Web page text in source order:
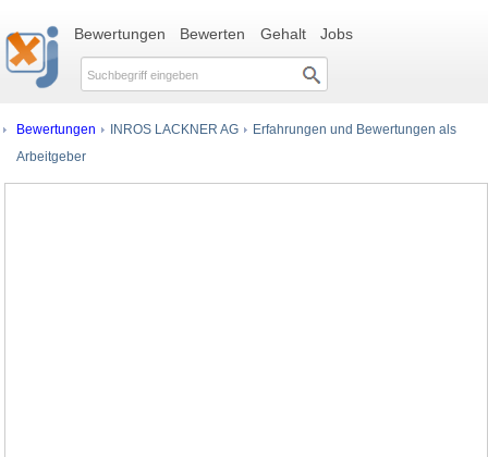
Bewertungen Bewerten Gehalt Jobs
Bewertungen INROS LACKNER AG Erfahrungen und Bewertungen als
Arbeitgeber